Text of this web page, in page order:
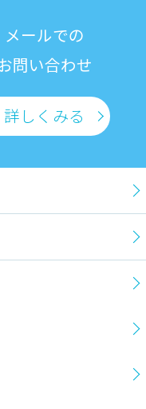
メールでの
問い合わせ
詳しくみる